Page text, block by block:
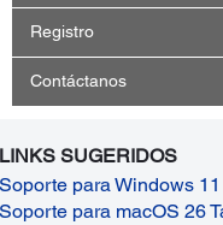
Registro
Contáctanos
LINKS SUGERIDOS
Soporte para Windows 11
Soporte para macOS 26